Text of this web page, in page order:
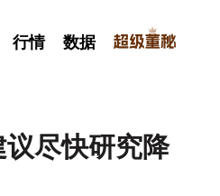
行情 数据
尽快研究降